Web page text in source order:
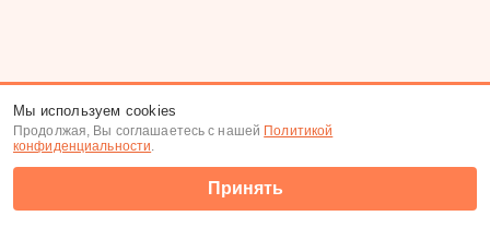
Мы используем cookies
Продолжая, Вы соглашаетесь с нашей Политикой
конфиденциальности.
Принять